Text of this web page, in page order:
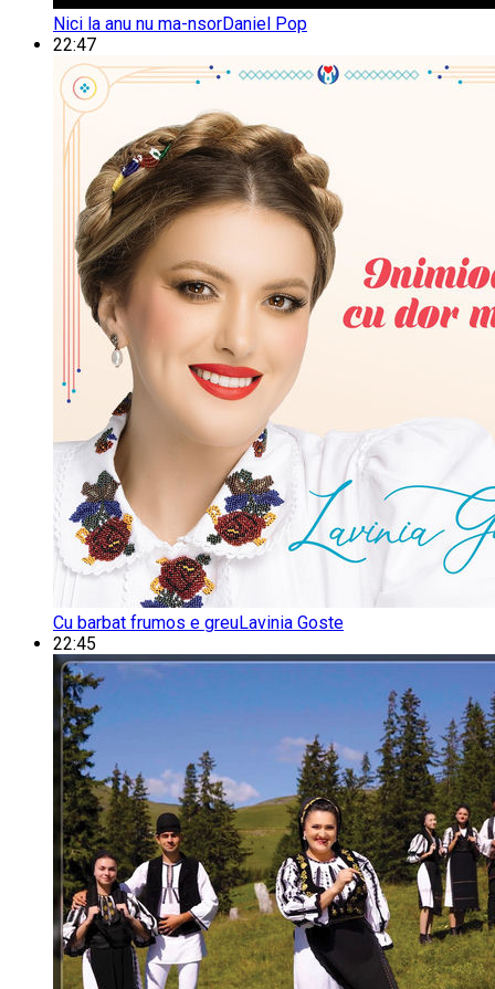
Nici la anu nu ma-nsorDaniel Pop
22:47
Cu barbat frumos e greuLavinia Goste
22:45